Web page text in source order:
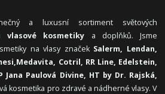
a luxusní sortiment světových
vlasové kosmetiky a doplňků. Jsme
na vlasy značek Salerm, Lendan,
Medavita, Cotril, RR Line, Edelstein,
Jana Paulová Divine, HT by Dr. Rajská,
kosmetika pro zdravé a nádherné vlasy. V